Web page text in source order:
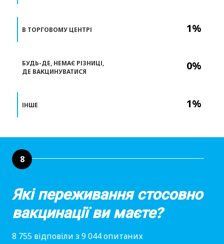
1%
0%
1%
В ТОРГОВОМУ ЦЕНТРІ
БУДЬ-ДЕ, НЕМАЄ РІЗНИЦІ,
ДЕ ВАКЦИНУВАТИСЯ
ІНШЕ
8
Які переживання стосовно
вакцинації ви маєте?
8 755 відповіли з 9 044 опитаних